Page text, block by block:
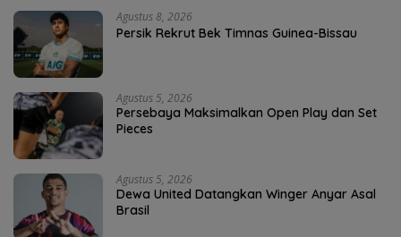
Agustus 8, 2026
Persik Rekrut Bek Timnas Guinea-Bissau
Agustus 5, 2026
Persebaya Maksimalkan Open Play dan Set
Pieces
Agustus 5, 2026
Dewa United Datangkan Winger Anyar Asal
Brasil